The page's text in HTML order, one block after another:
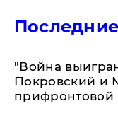
"Война
Покровский и
прифронтовой